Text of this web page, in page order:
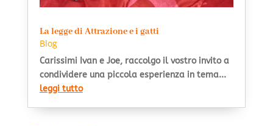
La legge di Attrazione e i gatti
Blog
Carissimi Ivan e Joe, raccolgo il vostro invito a
condividere una piccola esperienza in tema...
leggi tutto